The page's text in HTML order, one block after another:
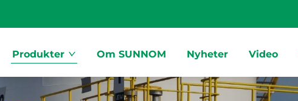
Produkter Om SUNNOM Nyheter Video